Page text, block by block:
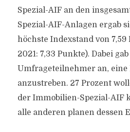
Spezial-AIF an den
Spezial-AIF-Anlagen ergab
höchste Indexstand von
2021: 7,33 Punkte). Dabei
Umfrageteilnehmer an, eine
anzustreben. 27 Prozent
der Immobilien-Spezial-AIF
alle anderen planen dessen